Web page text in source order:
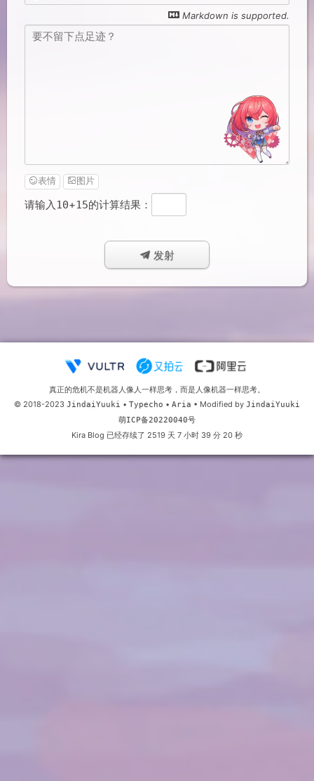
Markdown is supported.
表情 图片
请输入10+15的计算结果：
发射
真正的危机不是机器人像人一样思考，而是人像机器一样思考。
© 2018-2023 JindaiYuuki • Typecho • Aria • Modified by JindaiYuuki
萌ICP备20220040号
Kira Blog 已经存续了 2519 天 7 小时 39 分 21 秒